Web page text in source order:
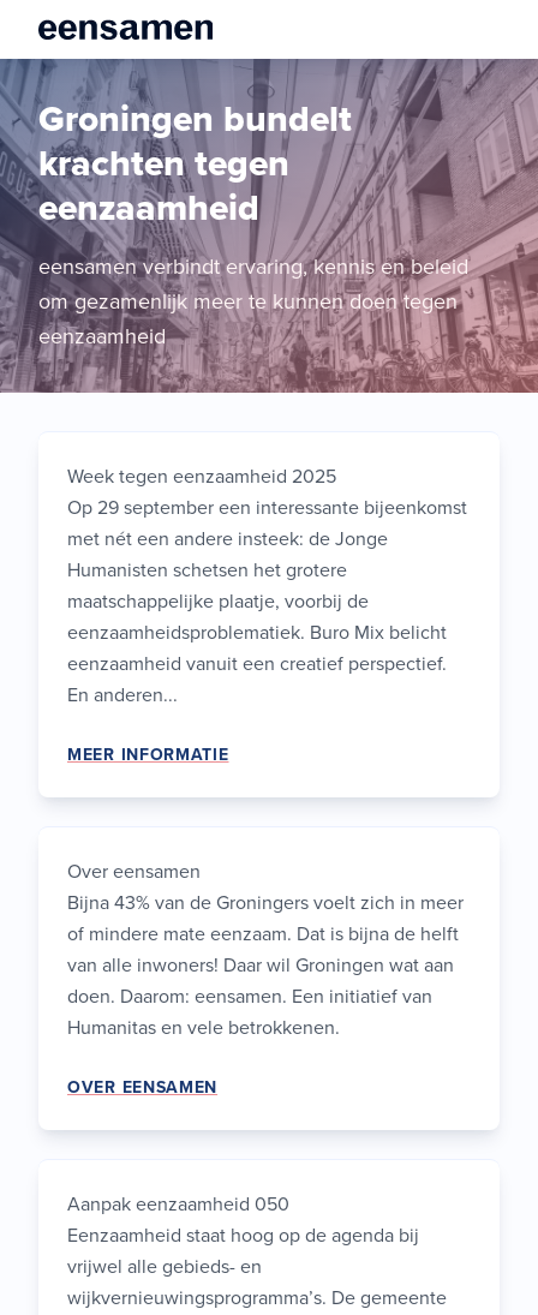
Groningen bundelt
krachten tegen
eenzaamheid
eensamen verbindt ervaring, kennis en beleid
om gezamenlijk meer te kunnen doen tegen
eenzaamheid
Week tegen eenzaamheid 2025
Op 29 september een interessante bijeenkomst
met nét een andere insteek: de Jonge
Humanisten schetsen het grotere
maatschappelijke plaatje, voorbij de
eenzaamheidsproblematiek. Buro Mix belicht
eenzaamheid vanuit een creatief perspectief.
En anderen...
MEER INFORMATIE
Over eensamen
Bijna 43% van de Groningers voelt zich in meer
of mindere mate eenzaam. Dat is bijna de helft
van alle inwoners! Daar wil Groningen wat aan
doen. Daarom: eensamen. Een initiatief van
Humanitas en vele betrokkenen.
OVER EENSAMEN
Aanpak eenzaamheid 050
Eenzaamheid staat hoog op de agenda bij
vrijwel alle gebieds- en
wijkvernieuwingsprogramma’s. De gemeente